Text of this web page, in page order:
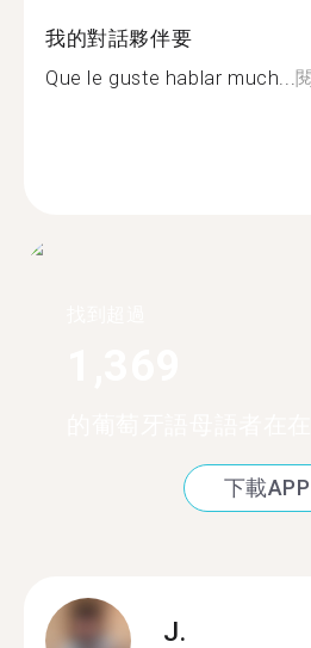
我的對話夥伴要
Que le guste hablar much...
下載APP
J.